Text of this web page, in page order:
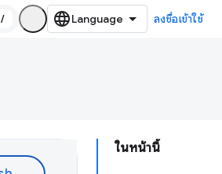
/ ลงชื่อเข้าใช้
ในหน้านี้